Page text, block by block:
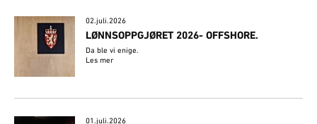
02.juli.2026
​LØNNSOPPGJØRET 2026- OFFSHORE.
Da ble vi enige.
Les mer
01.juli.2026